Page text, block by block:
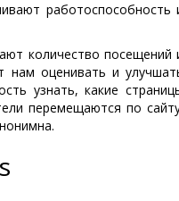
работоспособность
количество посещений
нам оценивать и
узнать, какие
перемещаются по